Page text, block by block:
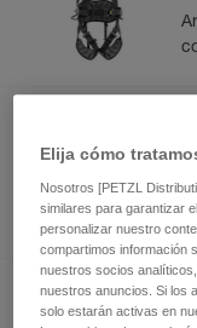
Elija cómo
Nosotros [PETZL
similares para garantizar
personalizar nuestro
compartimos información
nuestros socios
nuestros anuncios. Si los
solo estarán activas en